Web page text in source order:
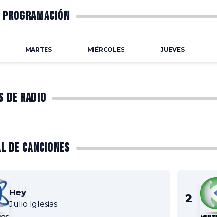
MARTES MIÉRCOLES JUEVES
DE RADIO
DE CANCIONES
Hey
Julio Iglesias